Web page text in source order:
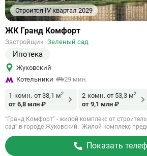
Строится IV квартал 2029
Ссылка
объект
ЖК Гранд Комфорт
Застройщик Зеленый сад
Ипотека
Жуковский
Котельники
29 мин.
1-комн. от 38,1 м2
от 6,8 млн ₽
2-комн. от 53,3 м2
от 9,1 млн ₽
“Гранд Комфорт” - жилой комплекс от
сад” в городе Жуковский. Жилой комплекс
Показать